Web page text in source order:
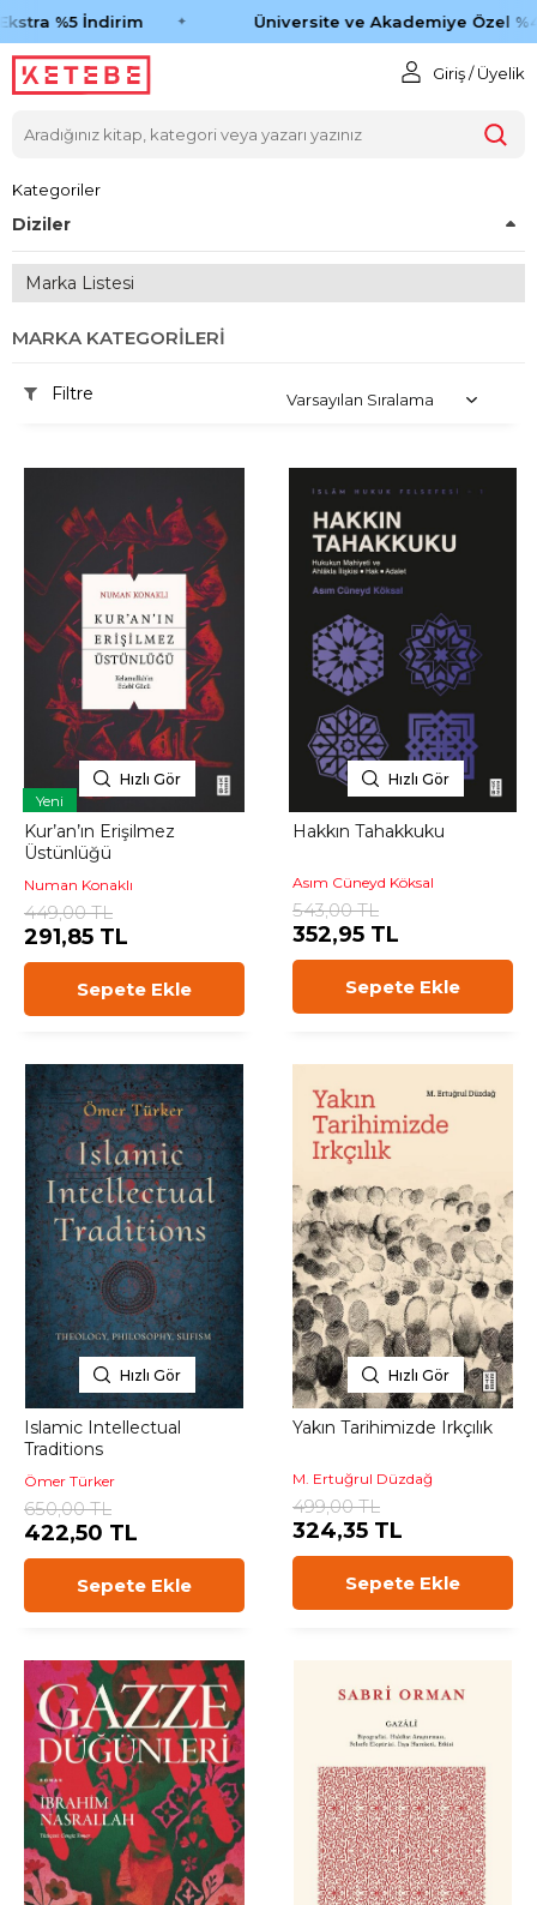
%5 İndirim Üniversite ve Akademiye Özel %45
Giriş / Üyelik
Kategoriler
Diziler
Marka Listesi
MARKA KATEGORILERI
Filtre
Hızlı Gör
Yeni
Kur’an’ın Erişilmez
Üstünlüğü
Numan Konaklı
449,00 TL
291,85 TL
Sepete Ekle
Hızlı Gör
Hakkın Tahakkuku
Asım Cüneyd Köksal
543,00 TL
352,95 TL
Sepete Ekle
Hızlı Gör
Islamic Intellectual
Traditions
Ömer Türker
650,00 TL
422,50 TL
Sepete Ekle
Hızlı Gör
Yakın Tarihimizde Irkçılık
M. Ertuğrul Düzdağ
499,00 TL
324,35 TL
Sepete Ekle